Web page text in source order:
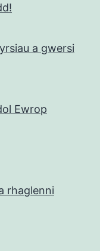
a gwersi
Ewrop
rhaglenni